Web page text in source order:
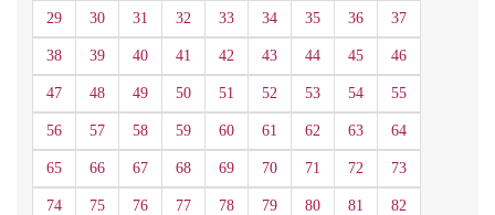
29 30 31 32 33 34 35 36 37
38 39 40 41 42 43 44 45 46
47 48 49 50 51 52 53 54 55
56 57 58 59 60 61 62 63 64
65 66 67 68 69 70 71 72 73
74 75 76 77 78 79 80 81 82